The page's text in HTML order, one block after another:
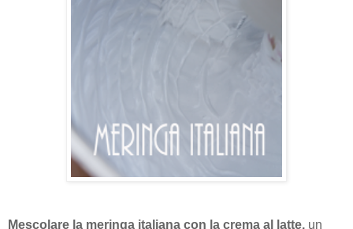
Mescolare la meringa italiana con la crema al latte, un